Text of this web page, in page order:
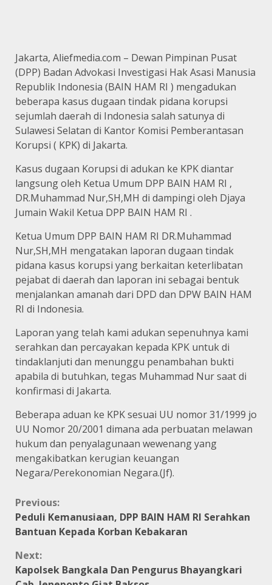
Jakarta, Aliefmedia.com – Dewan Pimpinan Pusat
(DPP) Badan Advokasi Investigasi Hak Asasi Manusia
Republik Indonesia (BAIN HAM RI ) mengadukan
beberapa kasus dugaan tindak pidana korupsi
sejumlah daerah di Indonesia salah satunya di
Sulawesi Selatan di Kantor Komisi Pemberantasan
Korupsi ( KPK) di Jakarta.
Kasus dugaan Korupsi di adukan ke KPK diantar
langsung oleh Ketua Umum DPP BAIN HAM RI ,
DR.Muhammad Nur,SH,MH di dampingi oleh Djaya
Jumain Wakil Ketua DPP BAIN HAM RI .
Ketua Umum DPP BAIN HAM RI DR.Muhammad
Nur,SH,MH mengatakan laporan dugaan tindak
pidana kasus korupsi yang berkaitan keterlibatan
pejabat di daerah dan laporan ini sebagai bentuk
menjalankan amanah dari DPD dan DPW BAIN HAM
RI di Indonesia.
Laporan yang telah kami adukan sepenuhnya kami
serahkan dan percayakan kepada KPK untuk di
tindaklanjuti dan menunggu penambahan bukti
apabila di butuhkan, tegas Muhammad Nur saat di
konfirmasi di Jakarta.
Beberapa aduan ke KPK sesuai UU nomor 31/1999 jo
UU Nomor 20/2001 dimana ada perbuatan melawan
hukum dan penyalagunaan wewenang yang
mengakibatkan kerugian keuangan
Negara/Perekonomian Negara.(Jf).
Continue
Reading
Previous:
Peduli Kemanusiaan, DPP BAIN HAM RI Serahkan
Bantuan Kepada Korban Kebakaran
Next:
Kapolsek Bangkala Dan Pengurus Bhayangkari